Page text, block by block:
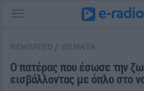
Ο πατέρας που έσωσε την
εισβάλλοντας με όπλο στο